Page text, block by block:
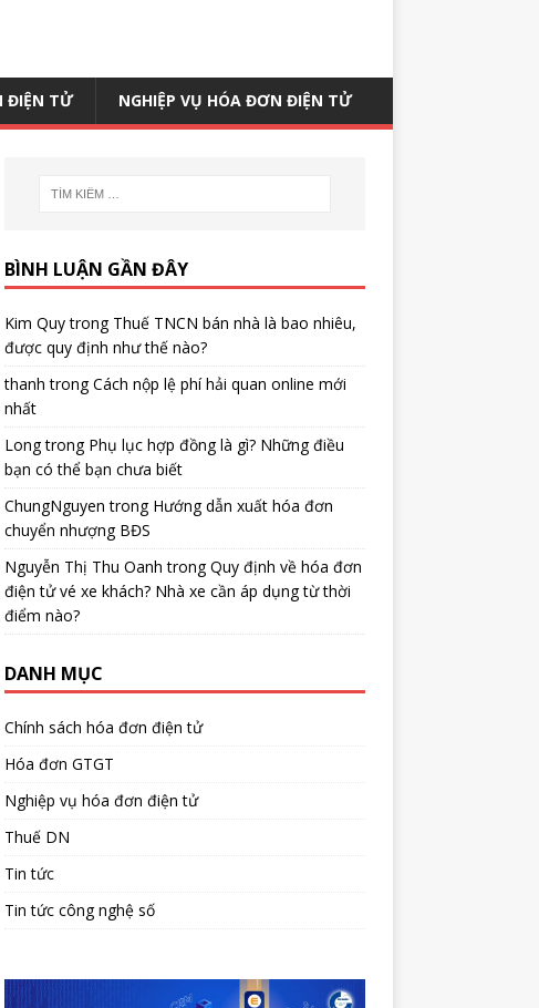
ĐIỆN TỬ NGHIỆP VỤ HÓA ĐƠN ĐIỆN TỬ
BÌNH LUẬN GẦN ĐÂY
Kim Quytrong Thuế TNCN bán nhà là bao nhiêu,
được quy định như thế nào?
thanh trongCách nộp lệ phí hải quan online mới
nhất
Longtrong Phụ lục hợp đồng là gì? Những điều
bạn có thể bạn chưa biết
ChungNguyen trong Hướng dẫn xuất hóa đơn
chuyển nhượng BĐS
Nguyễn Thị Thu Oanh trongQuy định về hóa đơn
điện tử vé xe khách? Nhà xe cần áp dụng từ thời
điểm nào?
DANH MỤC
Chính sách hóa đơn điện tử
Hóa đơn GTGT
Nghiệp vụ hóa đơn điện tử
Thuế DN
Tin tức
Tin tức công nghệ số